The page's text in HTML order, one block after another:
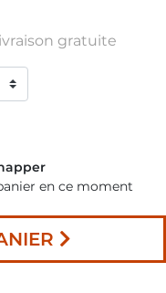
gratuite
en ce moment